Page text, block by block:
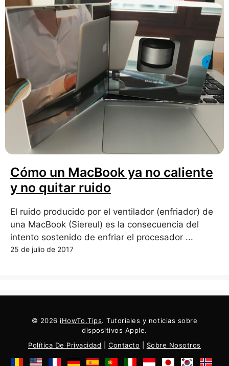
Cómo un MacBook ya no caliente
y no quitar ruido
El ruido producido por el ventilador (enfriador) de
una MacBook (Siereul) es la consecuencia del
intento sostenido de enfriar el procesador ...
25 de julio de 2017
© 2026 iHowTo.Tips. Tutoriales y noticias sobre
dispositivos Apple.
Política De Privacidad
Contacto Sobre Nosotros